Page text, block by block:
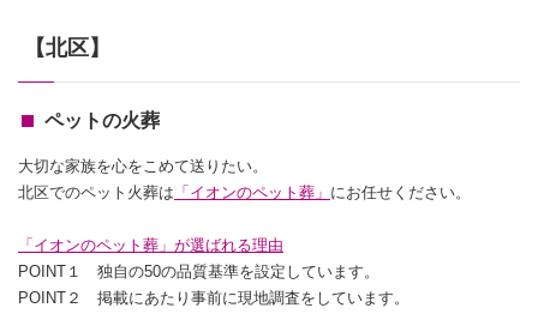
【北区】
ペットの火葬
大切な家族を心をこめて送りたい。
北区でのペット火葬は 「イオンのペット葬」 にお任せください。
「イオンのペット葬」が選ばれる理由
POINT１ 独自の50の品質基準を設定しています。
POINT２ 掲載にあたり事前に現地調査をしています。